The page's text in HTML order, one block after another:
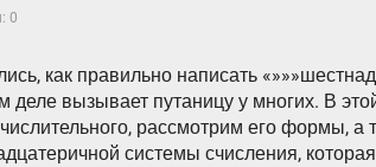
0
как правильно написать
деле вызывает путаницу у многих. В
рассмотрим его формы, а
системы счисления,